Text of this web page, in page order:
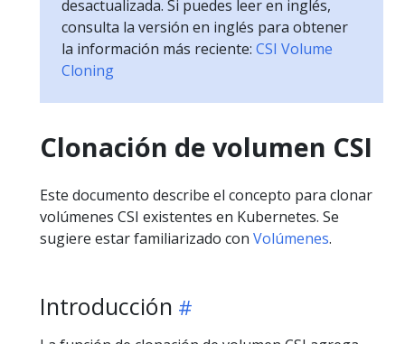
desactualizada. Si puedes leer en inglés,
consulta la versión en inglés para obtener
la información más reciente: CSI Volume
Cloning
Clonación de volumen CSI
Este documento describe el concepto para clonar
volúmenes CSI existentes en Kubernetes. Se
sugiere estar familiarizado con Volúmenes.
Introducción